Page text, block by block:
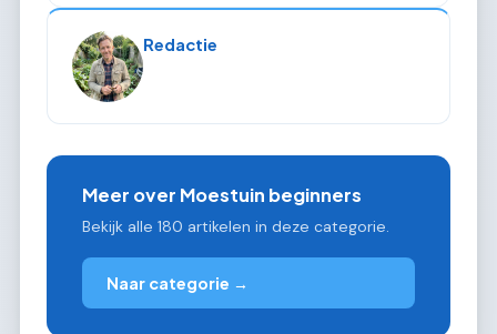
Redactie
Meer over Moestuin beginners
Bekijk alle 180 artikelen in deze categorie.
Naar categorie →